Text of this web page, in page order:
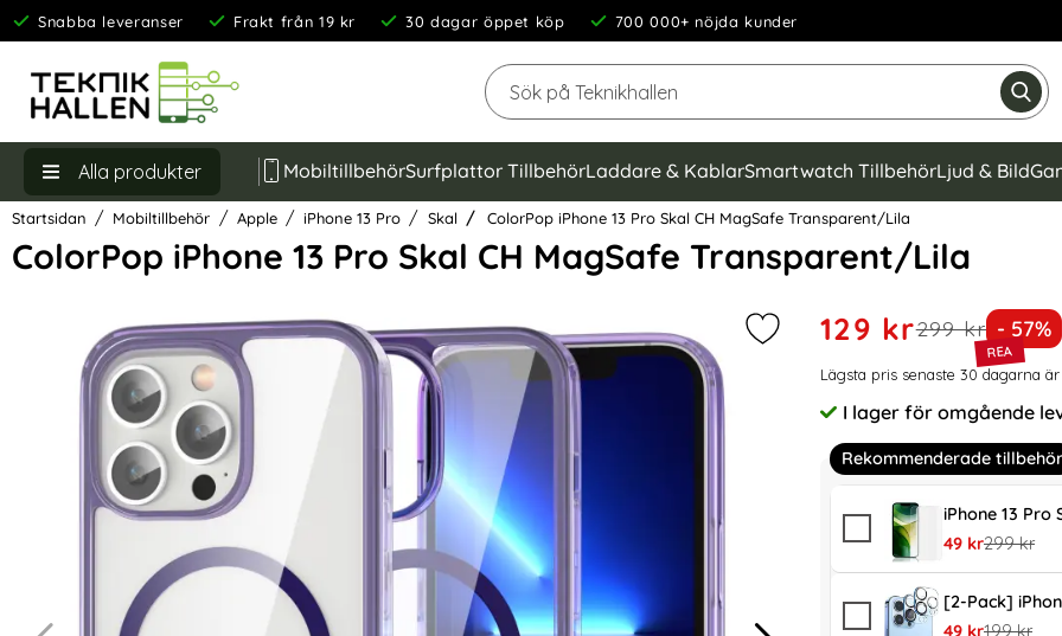
Snabba leveranser Frakt från 19 kr 30 dagar öppet köp 700 000+ nöjda kunder
Sök
Alla produkter MobiltillbehörSurfplattor TillbehörLaddare & KablarSmartwatch TillbehörLjud & Bild
Startsidan Mobiltillbehör Apple iPhone 13 Pro Skal ColorPop iPhone 13 Pro Skal CH MagSafe Transparent/Lila
ColorPop iPhone 13 Pro Skal CH MagSafe Transparent/Lila
Hoppa
över
Markera colorPop iPhone 13 Pro
Handla denna produkt
rea pris
129 krtidigare pris
299 kr Priset
- 57%
Prishistorik
Lägsta pris senaste 30 dagarna
Tillgänglighet:
I lager för omgående
Rekommenderade tillbehör
iPhone 13 Pro
rea pris
49 krtidigare
299 kr
[2-Pack]
rea pris
49 krtidigare
199 kr